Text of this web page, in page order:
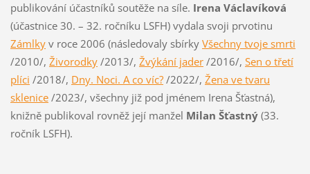
publikování účastníků soutěže na síle. Irena Václavíková
(účastnice 30. – 32. ročníku LSFH) vydala svoji prvotinu
Zámlkyv roce 2006 (následovaly sbírky Všechny tvoje smrti
/2010/, Živorodky/2013/, Žvýkání jader/2016/, Sen o třetí
plíci /2018/, Dny. Noci. A co víc?/2022/, Žena ve tvaru
sklenice/2023/, všechny již pod jménem Irena Šťastná),
knižně publikoval rovněž její manžel Milan Šťastný(33.
ročník LSFH).